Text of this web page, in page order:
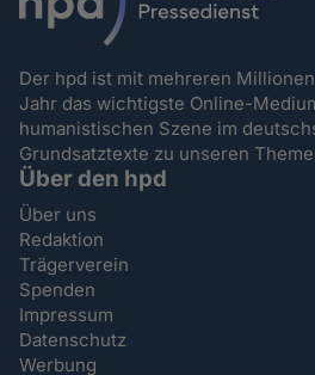
Der hpd ist mit mehreren
Jahr das wichtigste Online-
humanistischen Szene im
Grundsatztexte zu unseren
Über den hpd
Über uns
Redaktion
Trägerverein
Spenden
Impressum
Datenschutz
Werbung